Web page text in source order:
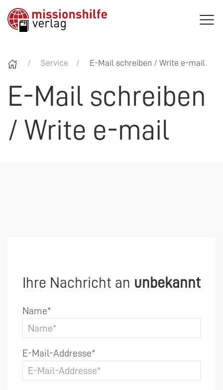
Service E-Mail schreiben / Write e-mail
E-Mail schreiben
/ Write e-mail
Ihre Nachricht an unbekannt
Name*
E-Mail-Addresse*